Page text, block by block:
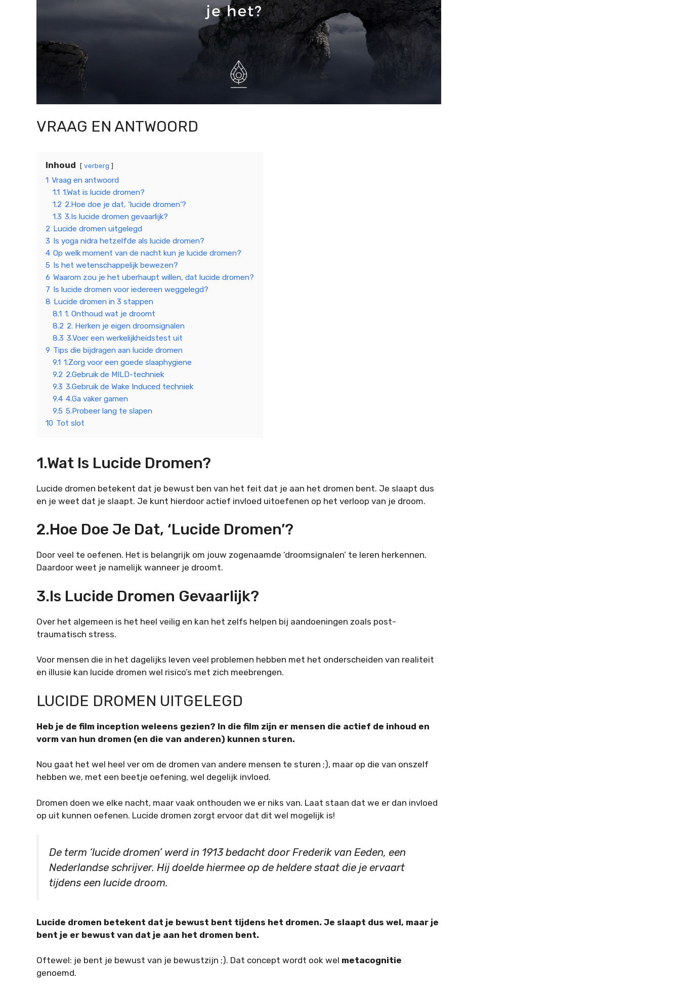
VRAAG EN ANTWOORD
Inhoud verberg
1 Vraag en antwoord
1.1 1.Wat is lucide dromen?
1.2 2.Hoe doe je dat, ‘lucide dromen’?
1.3 3.Is lucide dromen gevaarlijk?
2 Lucide dromen uitgelegd
3 Is yoga nidra hetzelfde als lucide dromen?
4 Op welk moment van de nacht kun je lucide dromen?
5 Is het wetenschappelijk bewezen?
6 Waarom zou je het uberhaupt willen, dat lucide dromen?
7 Is lucide dromen voor iedereen weggelegd?
8 Lucide dromen in 3 stappen
8.1 1. Onthoud wat je droomt
8.2 2. Herken je eigen droomsignalen
8.3 3.Voer een werkelijkheidstest uit
9 Tips die bijdragen aan lucide dromen
9.1 1.Zorg voor een goede slaaphygiene
9.2 2.Gebruik de MILD-techniek
9.3 3.Gebruik de Wake Induced techniek
9.4 4.Ga vaker gamen
9.5 5.Probeer lang te slapen
10 Tot slot
1.Wat Is Lucide Dromen?
Lucide dromen betekent dat je bewust ben van het feit dat je aan het dromen bent. Je slaapt dus
en je weet dat je slaapt. Je kunt hierdoor actief invloed uitoefenen op het verloop van je droom.
2.Hoe Doe Je Dat, ‘lucide Dromen’?
Door veel te oefenen. Het is belangrijk om jouw zogenaamde ‘droomsignalen’ te leren herkennen.
Daardoor weet je namelijk wanneer je droomt.
3.Is Lucide Dromen Gevaarlijk?
Over het algemeen is het heel veilig en kan het zelfs helpen bij aandoeningen zoals post-
traumatisch stress.
Voor mensen die in het dagelijks leven veel problemen hebben met het onderscheiden van realiteit
en illusie kan lucide dromen wel risico’s met zich meebrengen.
LUCIDE DROMEN UITGELEGD
Heb je de film inception weleens gezien? In die film zijn er mensen die actief de inhoud en
vorm van hun dromen (en die van anderen) kunnen sturen.
Nou gaat het wel heel ver om de dromen van andere mensen te sturen ;), maar op die van onszelf
hebben we, met een beetje oefening, wel degelijk invloed.
Dromen doen we elke nacht, maar vaak onthouden we er niks van. Laat staan dat we er dan invloed
op uit kunnen oefenen. Lucide dromen zorgt ervoor dat dit wel mogelijk is!
De term ‘lucide dromen’ werd in 1913 bedacht door Frederik van Eeden, een
Nederlandse schrijver. Hij doelde hiermee op de heldere staat die je ervaart
tijdens een lucide droom.
Lucide dromen betekent dat je bewust bent tijdens het dromen. Je slaapt dus wel, maar je
bent je er bewust van dat je aan het dromen bent.
Oftewel: je bent je bewust van je bewustzijn ;). Dat concept wordt ook wel metacognitie
genoemd.